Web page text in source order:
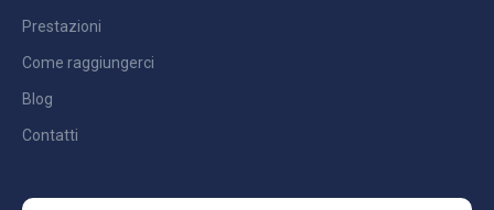
Prestazioni
Come raggiungerci
Blog
Contatti